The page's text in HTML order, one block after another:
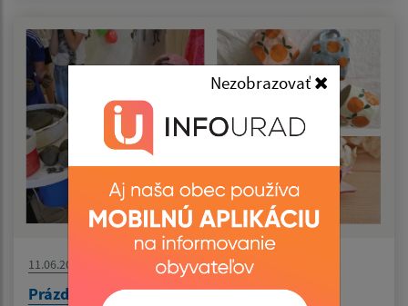
Nezobrazovať
11.06.2026
Prázdninový workshop - Keramika spája